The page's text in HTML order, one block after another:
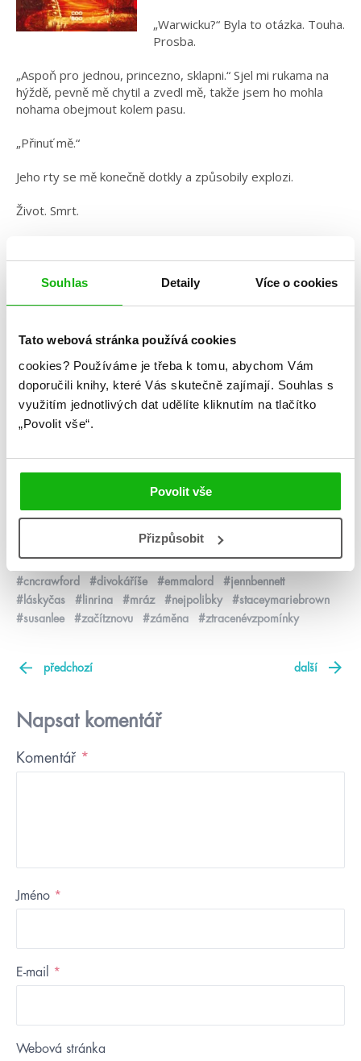
Souhlas Detaily Více o cookies
Tato webová stránka používá cookies
cookies? Používáme je třeba k tomu, abychom Vám
doporučili knihy, které Vás skutečně zajímají. Souhlas s
využitím jednotlivých dat udělíte kliknutím na tlačítko
„Povolit vše“.
Povolit vše
Přizpůsobit
„Warwicku?“ Byla to otázka. Touha.
Prosba.
„Aspoň pro jednou, princezno, sklapni.“ Sjel mi rukama na
hýždě, pevně mě chytil a zvedl mě, takže jsem ho mohla
nohama obejmout kolem pasu.
„Přinuť mě.“
Jeho rty se mě konečně dotkly a způsobily explozi.
Život. Smrt.
Jediným polibkem zažehl celý můj svět a já si uvědomila, že
Čirá rozkoš.
Čirá bolest.
Zoufalá dravost.
jsem mu prsty do vlasů, přitáhla si ho k sobě blíž a chtěla
jsem ještě víc.
#cncrawford
#divokáříše #emmalord
#jennbennett
#láskyčas
#linrina #mráz #nejpolibky
#staceymariebrown
#susanlee
#začítznovu #záměna #ztracenévzpomínky
předchozí další
Napsat komentář
Komentář *
Jméno *
E-mail *
Webová stránka